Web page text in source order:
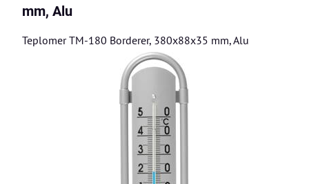
mm, Alu
Teplomer TM-180 Borderer, 380x88x35 mm, Alu